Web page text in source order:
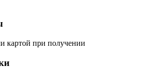
картой при получении